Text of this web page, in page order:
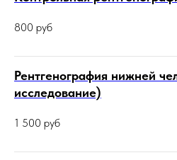
800 руб
Рентгенография нижней
исследование)
1 500 руб